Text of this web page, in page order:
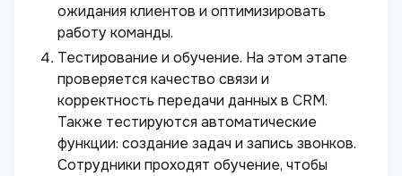
ожидания клиентов и оптимизировать
работу команды.
Тестирование и обучение. На этом этапе
проверяется качество связи и
корректность передачи данных в CRM.
Также тестируются автоматические
функции: создание задач и запись звонков.
Сотрудники проходят обучение, чтобы